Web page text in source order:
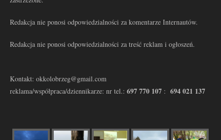
Redakcja nie ponosi odpowiedzialności za komentarze Internautów.
Redakcja nie ponosi odpowiedzialności za treść reklam i ogłoszeń.
Kontakt: okkolobrzeg@gmail.com
reklama/współpraca/dziennikarze: nr tel.: 697 770 107 : 694 021 137